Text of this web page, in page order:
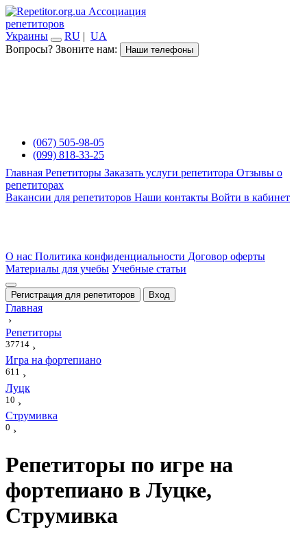
Ассоциация
репетиторов
Украины
RU | UA
Вопросы? Звоните нам:
Наши телефоны
(067) 505-98-05
(099) 818-33-25
Главная Репетиторы Заказать услуги репетитора Отзывы о
репетиторах
Вакансии для репетиторов Наши контакты Войти в кабинет
О нас Политика конфиденциальности Договор оферты
Материалы для учебы Учебные статьи
Регистрация для репетиторов Вход
Главная
›
Репетиторы
37714 ›
Игра на фортепиано
611 ›
Луцк
10 ›
Струмивка
0 ›
Репетиторы по игре на
фортепиано в Луцке,
Струмивка